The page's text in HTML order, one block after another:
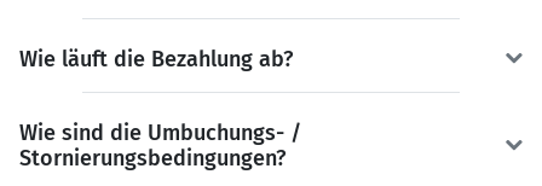
Wie läuft die Bezahlung ab?
Wie sind die Umbuchungs- /
Stornierungsbedingungen?